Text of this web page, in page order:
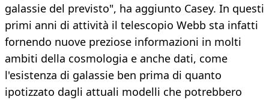
galassie del previsto", ha aggiunto Casey. In questi
primi anni di attività il telescopio Webb sta infatti
fornendo nuove preziose informazioni in molti
ambiti della cosmologia e anche dati, come
l'esistenza di galassie ben prima di quanto
ipotizzato dagli attuali modelli che potrebbero